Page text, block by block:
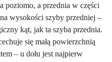
poziomo, a przednia w części
wysokości szyby przedniej –
kąt, jak ta szyba przednia.
się małą powierzchnią
– u dołu jest najpierw